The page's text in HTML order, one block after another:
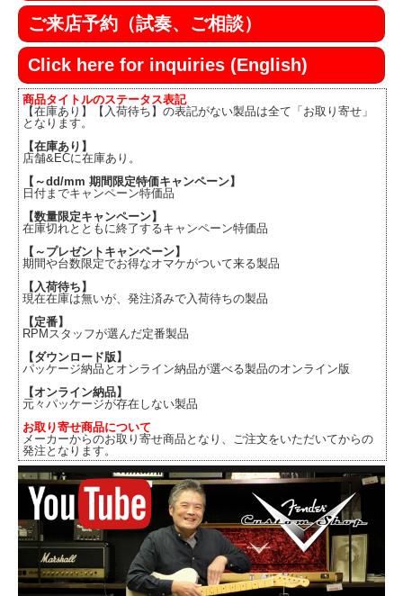
ご来店予約（試奏、ご相談）
Click here for inquiries (English)
商品タイトルのステータス表記
【在庫あり】【入荷待ち】の表記がない製品は全て「お取り寄せ」
となります。
【在庫あり】
店舗&ECに在庫あり。
【～dd/mm 期間限定特価キャンペーン】
日付までキャンペーン特価品
【数量限定キャンペーン】
在庫切れとともに終了するキャンペーン特価品
【～プレゼントキャンペーン】
期間や台数限定でお得なオマケがついて来る製品
【入荷待ち】
現在在庫は無いが、発注済みで入荷待ちの製品
【定番】
RPMスタッフが選んだ定番製品
【ダウンロード版】
パッケージ納品とオンライン納品が選べる製品のオンライン版
【オンライン納品】
元々パッケージが存在しない製品
お取り寄せ商品について
メーカーからのお取り寄せ商品となり、ご注文をいただいてからの
発注となります。